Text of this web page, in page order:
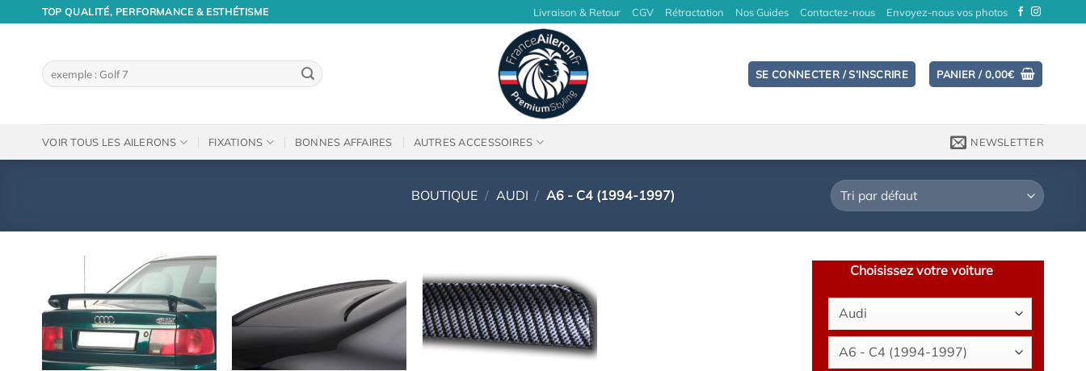
TOP QUALITÉ, PERFORMANCE & ESTHÉTISME Livraison & Retour CGV Rétractation Nos Guides Contactez-nous Envoyez-nous vos photos
Recherche
pour :
SE CONNECTER / S’INSCRIRE PANIER /0,00€
VOIR TOUS LES AILERONS FIXATIONS BONNES AFFAIRES AUTRES ACCESSOIRES NEWSLETTER
BOUTIQUE / AUDI / A6 - C4 (1994-1997)
Choisissez votre voiture